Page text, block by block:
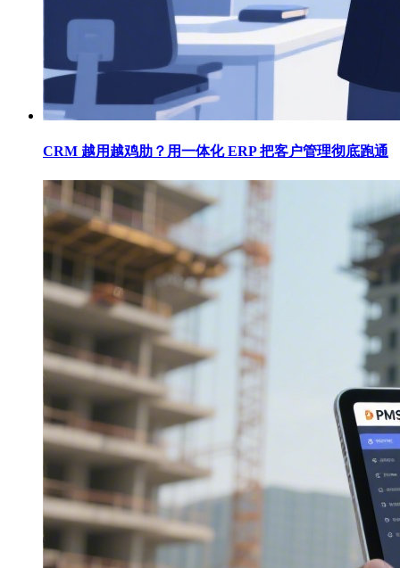
CRM 越用越鸡肋？用一体化 ERP 把客户管理彻底跑通